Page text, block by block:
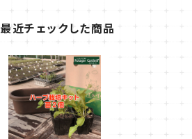
最近チェックした商品